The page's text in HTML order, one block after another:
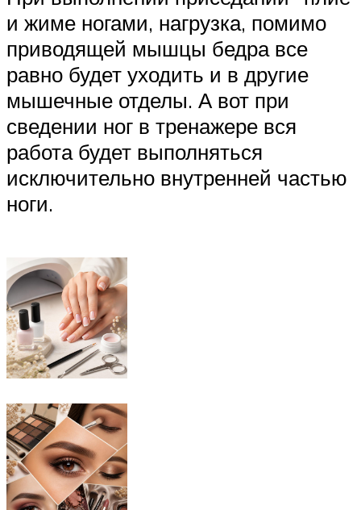
и жиме ногами, нагрузка, помимо
приводящей мышцы бедра все
равно будет уходить и в другие
мышечные отделы. А вот при
сведении ног в тренажере вся
работа будет выполняться
исключительно внутренней частью
ноги.